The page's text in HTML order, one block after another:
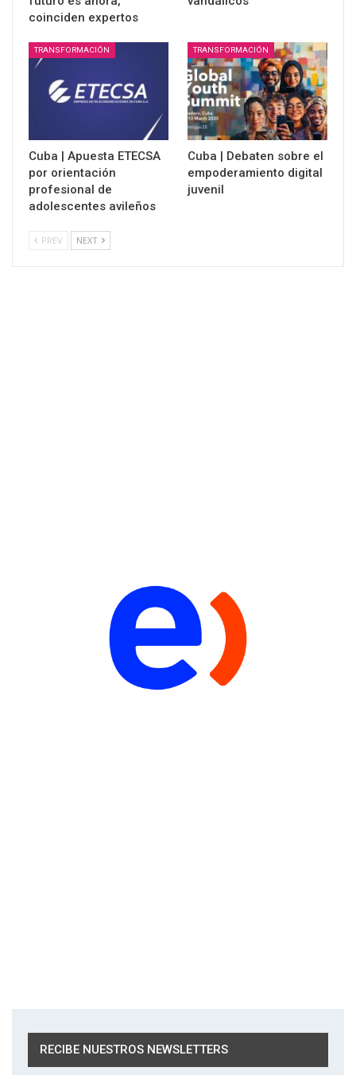
coinciden expertos
TRANSFORMACIÓN
Cuba | Apuesta ETECSA
por orientación
profesional de
adolescentes avileños
TRANSFORMACIÓN
Cuba | Debaten sobre el
empoderamiento digital
juvenil
PREV NEXT
RECIBE NUESTROS NEWSLETTERS